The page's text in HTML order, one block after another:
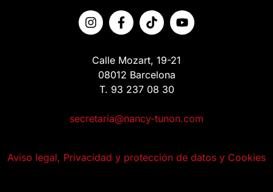
Calle Mozart, 19-21
08012 Barcelona
T. 93 237 08 30
secretaria@nancy-tunon.com
Aviso legal, Privacidad y protección de datos y Cookies